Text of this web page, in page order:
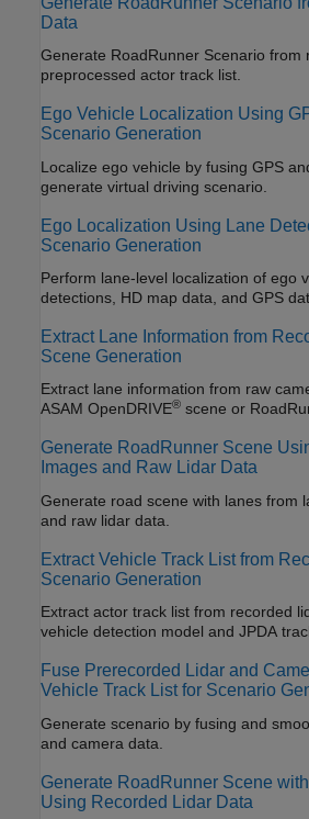
Data
Generate RoadRunner Scenario from
preprocessed actor track list.
Ego Vehicle Localization Using
Scenario Generation
Localize ego vehicle by fusing GPS
generate virtual driving scenario.
Ego Localization Using Lane
Scenario Generation
Perform lane-level localization of ego
detections, HD map data, and GPS
Extract Lane Information from
Scene Generation
Extract lane information from raw
ASAM OpenDRIVE® scene or
Generate RoadRunner Scene
Images and Raw Lidar Data
Generate road scene with lanes from
and raw lidar data.
Extract Vehicle Track List from
Scenario Generation
Extract actor track list from recorded
vehicle detection model and JPDA
Fuse Prerecorded Lidar and
Vehicle Track List for Scenario
Generate scenario by fusing and
and camera data.
Generate RoadRunner Scene
Using Recorded Lidar Data